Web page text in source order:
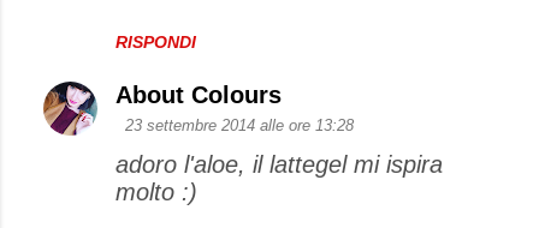
RISPONDI
About Colours
23 settembre 2014 alle ore 13:28
adoro l'aloe, il lattegel mi ispira
molto :)